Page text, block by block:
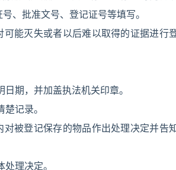
、批准文号、登记证号等填写。
能灭失或者以后难以取得的证据进行
期，并加盖执法机关印章。
记录。
被登记保存的物品作出处理决定并告
理决定。